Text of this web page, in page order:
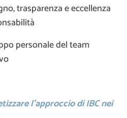
trasparenza e eccellenza
personale del team
l’approccio di IBC nei